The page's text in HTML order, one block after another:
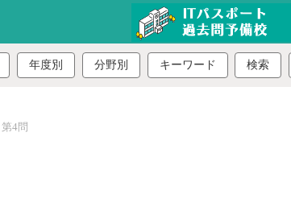
年度別 分野別 キーワード 検索
第4問